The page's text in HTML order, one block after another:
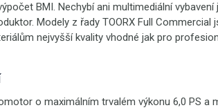
BMI. Nechybí ani multimediální
Modely z řady TOORX Full Commercial
nejvyšší kvality vhodné jak pro
o maximálním trvalém výkonu 6,0 PS a